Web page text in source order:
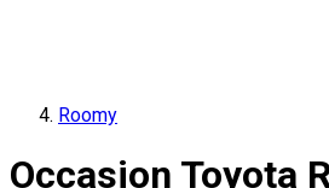
Roomy
Occasion Toyota